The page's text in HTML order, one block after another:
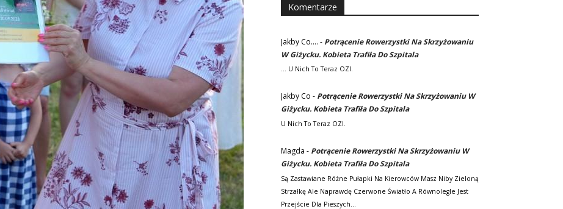
Komentarze
Jakby Co.... - Potrącenie Rowerzystki Na Skrzyżowaniu
W Giżycku. Kobieta Trafiła Do Szpitala
... U Nich To Teraz OZI.
Jakby Co - Potrącenie Rowerzystki Na Skrzyżowaniu W
Giżycku. Kobieta Trafiła Do Szpitala
U Nich To Teraz OZI.
Magda - Potrącenie Rowerzystki Na Skrzyżowaniu W
Giżycku. Kobieta Trafiła Do Szpitala
Są Zastawiane Różne Pułapki Na Kierowców Masz Niby Zieloną
Strzałkę Ale Naprawdę Czerwone Światło A Równolegle Jest
Przejście Dla Pieszych…